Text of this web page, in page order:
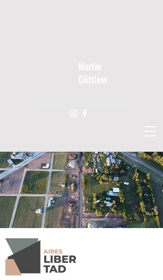
Martin
Güttlein